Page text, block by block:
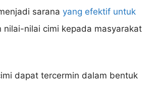
sarana yang efektif untuk
nilai-nilai cimi kepada masyarakat
dapat tercermin dalam bentuk